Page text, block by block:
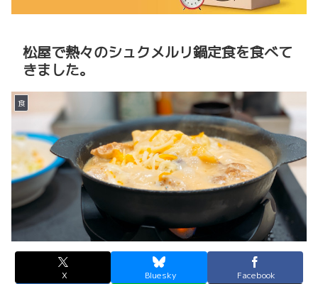
松屋で熱々のシュクメルリ鍋定食を食べて
きました。
食
X Bluesky Facebook